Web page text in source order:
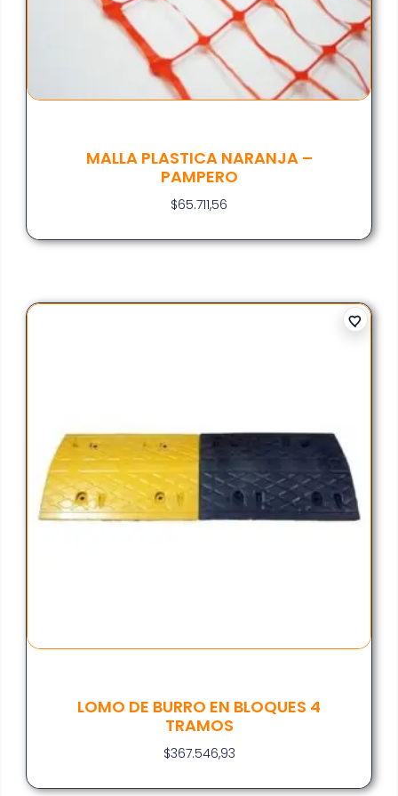
MALLA PLASTICA NARANJA –
PAMPERO
$65.711,56
LOMO DE BURRO EN BLOQUES 4
TRAMOS
$367.546,93